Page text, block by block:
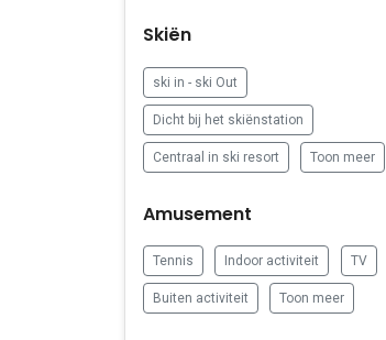
Skiën
ski in - ski Out
Dicht bij het skiënstation
Centraal in ski resort Toon meer
Amusement
Tennis Indoor activiteit TV
Buiten activiteit Toon meer